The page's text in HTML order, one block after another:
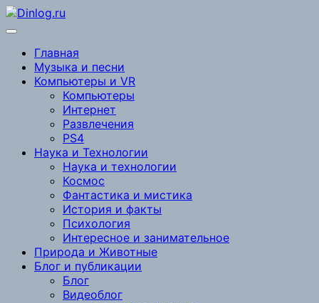
Перейти
к
Главная
Музыка и песни
Компьютеры и VR
Компьютеры
Интернет
Развлечения
PS4
Наука и Технологии
Наука и технологии
Космос
Фантастика и мистика
История и факты
Психология
Интересное и занимательное
Природа и Животные
Блог и публикации
Блог
Видеоблог